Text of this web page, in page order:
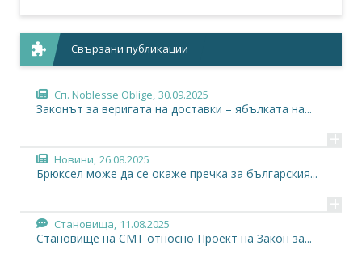
Свързани публикации
Сп. Noblesse Oblige, 30.09.2025
Законът за веригата на доставки – ябълката на...
+
Новини, 26.08.2025
Брюксел може да се окаже пречка за българския...
+
Становища, 11.08.2025
Становище на СМТ относно Проект на Закон за...